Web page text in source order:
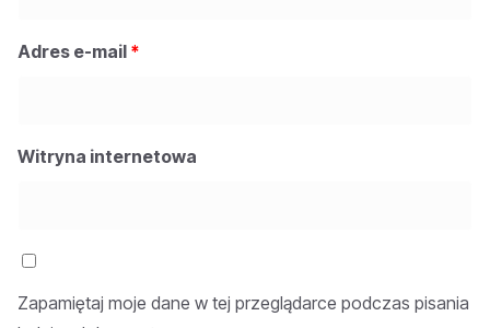
Adres e-mail *
Witryna internetowa
Zapamiętaj moje dane w tej przeglądarce podczas pisania